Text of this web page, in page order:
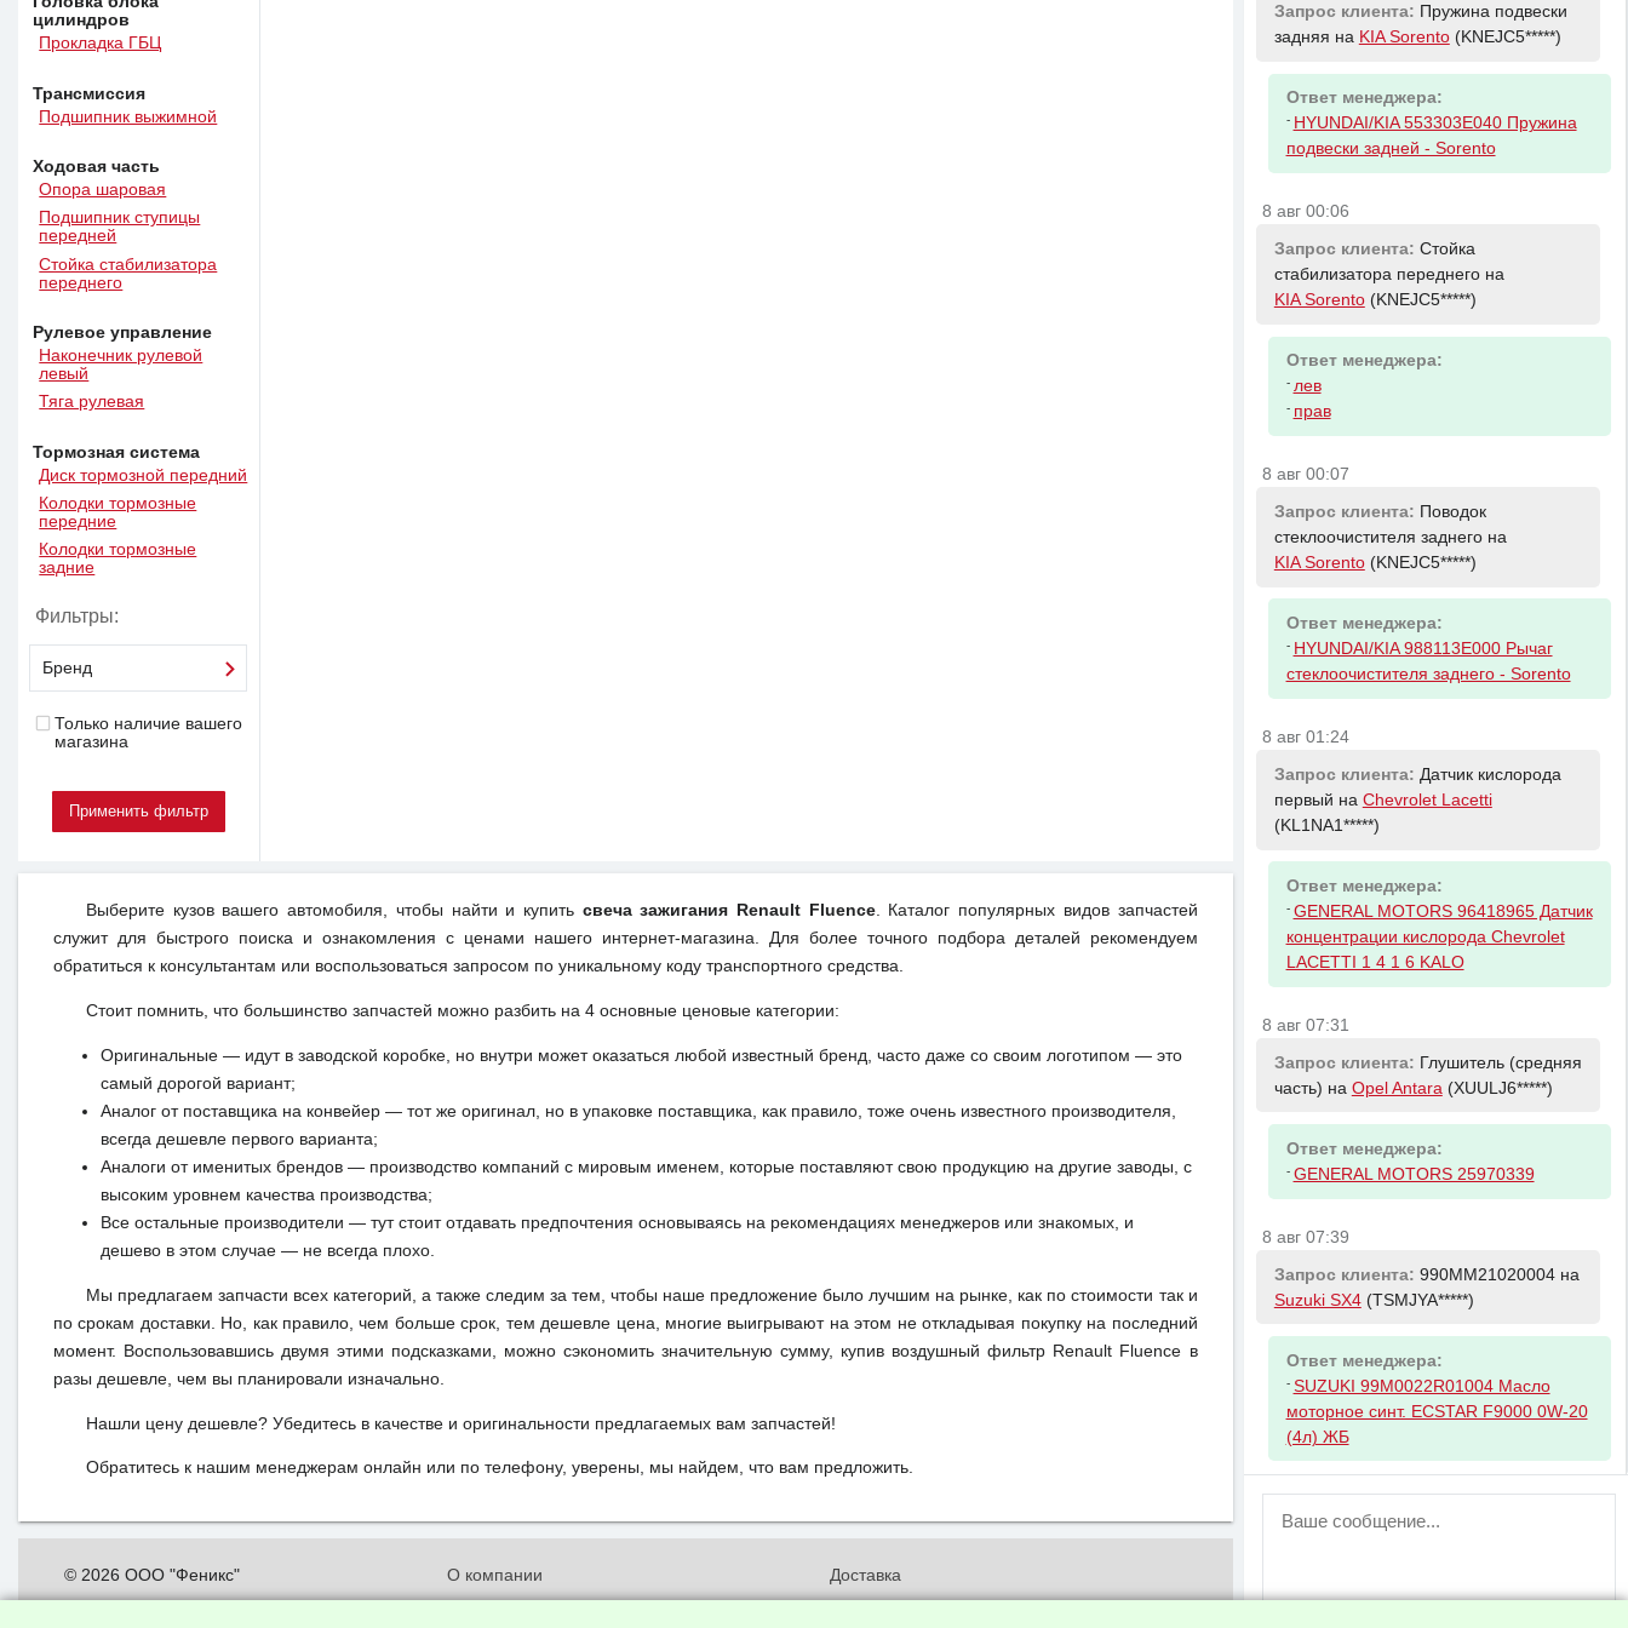
цилиндров
Прокладка ГБЦ
Трансмиссия
Подшипник выжимной
Ходовая часть
Опора шаровая
Подшипник ступицы
передней
Стойка стабилизатора
переднего
Рулевое управление
Наконечник рулевой
левый
Тяга рулевая
Тормозная система
Диск тормозной передний
Колодки тормозные
передние
Колодки тормозные
задние
Фильтры:
Бренд
Только наличие вашего
магазина
Выберите кузов вашего автомобиля, чтобы найти и купить свеча зажигания Renault Fluence. Каталог популярных видов запчастей
служит для быстрого поиска и ознакомления с ценами нашего интернет-магазина. Для более точного подбора деталей рекомендуем
обратиться к консультантам или воспользоваться запросом по уникальному коду транспортного средства.
Стоит помнить, что большинство запчастей можно разбить на 4 основные ценовые категории:
Оригинальные — идут в заводской коробке, но внутри может оказаться любой известный бренд, часто даже со своим логотипом — это
самый дорогой вариант;
Аналог от поставщика на конвейер — тот же оригинал, но в упаковке поставщика, как правило, тоже очень известного производителя,
всегда дешевле первого варианта;
Аналоги от именитых брендов — производство компаний с мировым именем, которые поставляют свою продукцию на другие заводы, с
высоким уровнем качества производства;
Все остальные производители — тут стоит отдавать предпочтения основываясь на рекомендациях менеджеров или знакомых, и
дешево в этом случае — не всегда плохо.
Мы предлагаем запчасти всех категорий, а также следим за тем, чтобы наше предложение было лучшим на рынке, как по стоимости так и
по срокам доставки. Но, как правило, чем больше срок, тем дешевле цена, многие выигрывают на этом не откладывая покупку на последний
момент. Воспользовавшись двумя этими подсказками, можно сэкономить значительную сумму, купив воздушный фильтр Renault Fluence в
разы дешевле, чем вы планировали изначально.
Нашли цену дешевле? Убедитесь в качестве и оригинальности предлагаемых вам запчастей!
Обратитесь к нашим менеджерам онлайн или по телефону, уверены, мы найдем, что вам предложить.
© 2026 ООО "Феникс"
О компании
Доставка
Запрос клиента: Пружина подвески
задняя на KIA Sorento(KNEJC5*****)
Ответ менеджера:
- HYUNDAI/KIA 553303E040 Пружина
подвески задней - Sorento
8 авг 00:06
Запрос клиента: Стойка
стабилизатора переднего на
KIA Sorento(KNEJC5*****)
Ответ менеджера:
- лев
- прав
8 авг 00:07
Запрос клиента: Поводок
стеклоочистителя заднего на
KIA Sorento(KNEJC5*****)
Ответ менеджера:
- HYUNDAI/KIA 988113E000 Рычаг
стеклоочистителя заднего - Sorento
8 авг 01:24
Запрос клиента: Датчик кислорода
первый на Chevrolet Lacetti
(KL1NA1*****)
Ответ менеджера:
- GENERAL MOTORS 96418965 Датчик
концентрации кислорода Chevrolet
LACETTI 1 4 1 6 KALO
8 авг 07:31
Запрос клиента: Глушитель (средняя
часть) на Opel Antara (XUULJ6*****)
Ответ менеджера:
- GENERAL MOTORS 25970339
8 авг 07:39
Запрос клиента: 990MM21020004 на
Suzuki SX4(TSMJYA*****)
Ответ менеджера:
- SUZUKI 99M0022R01004 Масло
моторное синт. ECSTAR F9000 0W-20
(4л) ЖБ
ВНИМАНИЕ!
пользователей временно отключена!